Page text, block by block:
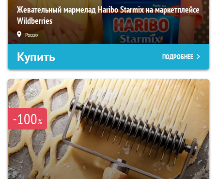
Жевательный мармелад Haribo Starmix на маркетплейсе
Wildberries
Россия
Купить ПОДРОБНЕЕ
-100%